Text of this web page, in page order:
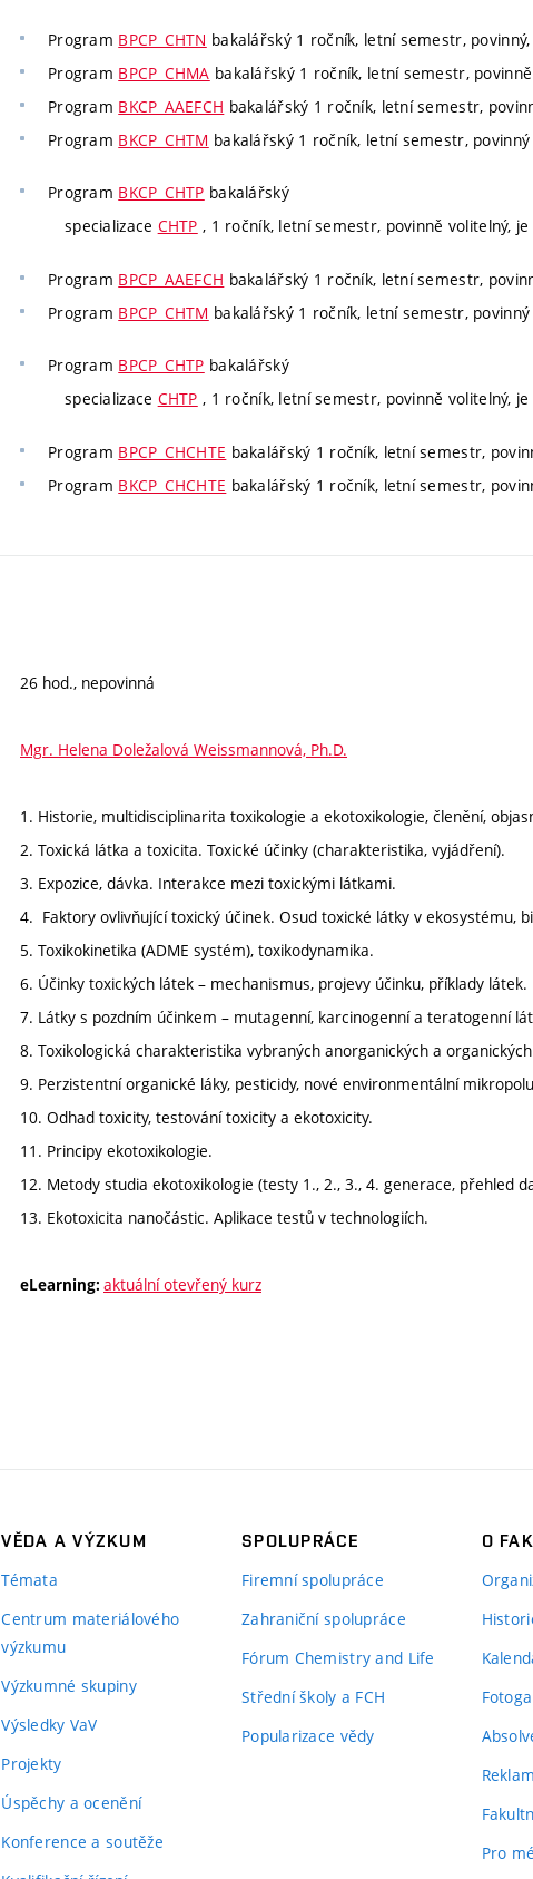
Program BPCP_CHTN bakalářský 1 ročník, letní semestr,
Program BPCP_CHMA bakalářský 1 ročník, letní semestr,
Program BKCP_AAEFCH bakalářský 1 ročník, letní semestr,
Program BKCP_CHTM bakalářský 1 ročník, letní semestr, povinný
Program BKCP_CHTP bakalářský
specializace CHTP , 1 ročník, letní semestr, povinně volitelný,
Program BPCP_AAEFCH bakalářský 1 ročník, letní semestr,
Program BPCP_CHTM bakalářský 1 ročník, letní semestr, povinný
Program BPCP_CHTP bakalářský
specializace CHTP , 1 ročník, letní semestr, povinně volitelný,
Program BPCP_CHCHTE bakalářský 1 ročník, letní semestr,
Program BKCP_CHCHTE bakalářský 1 ročník, letní semestr,
26 hod., nepovinná
Mgr. Helena Doležalová Weissmannová, Ph.D.
1. Historie, multidisciplinarita toxikologie a ekotoxikologie, členění,
2. Toxická látka a toxicita. Toxické účinky (charakteristika, vyjádření).
3. Expozice, dávka. Interakce mezi toxickými látkami.
4. Faktory ovlivňující toxický účinek. Osud toxické látky v ekosystému,
5. Toxikokinetika (ADME systém), toxikodynamika.
6. Účinky toxických látek – mechanismus, projevy účinku, příklady látek.
7. Látky s pozdním účinkem – mutagenní, karcinogenní a teratogenní
8. Toxikologická charakteristika vybraných anorganických a
9. Perzistentní organické láky, pesticidy, nové environmentální
10. Odhad toxicity, testování toxicity a ekotoxicity.
11. Principy ekotoxikologie.
12. Metody studia ekotoxikologie (testy 1., 2., 3., 4. generace, přehled
13. Ekotoxicita nanočástic. Aplikace testů v technologiích.
eLearning: aktuální otevřený kurz
VĚDA A VÝZKUM
Témata
Centrum materiálového
výzkumu
Výzkumné skupiny
Výsledky VaV
Projekty
Úspěchy a ocenění
Konference a soutěže
SPOLUPRÁCE
Firemní spolupráce
Zahraniční spolupráce
Fórum Chemistry and Life
Střední školy a FCH
Popularizace vědy
O
Pro